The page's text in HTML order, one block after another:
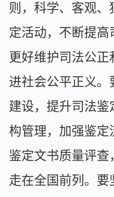
则，科学、客观
定活动，不断提高
更好维护司法公正
进社会公平正义
建设，提升司法
构管理，加强鉴定
鉴定文书质量评
走在全国前列。